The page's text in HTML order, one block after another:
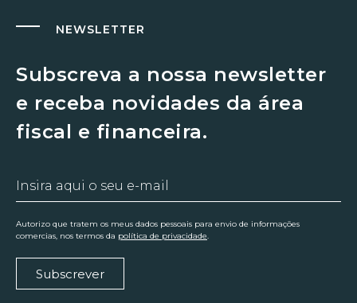
NEWSLETTER
Subscreva a nossa newsletter
e receba novidades da área
fiscal e financeira.
Autorizo que tratem os meus dados pessoais para envio de informações
comercias, nos termos da política de privacidade.
Subscrever